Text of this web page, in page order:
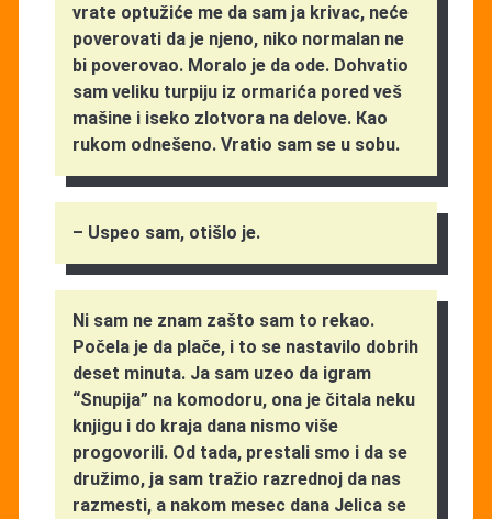
vrate optužiće me da sam ja krivac, neće
poverovati da je njeno, niko normalan ne
bi poverovao. Moralo je da ode. Dohvatio
sam veliku turpiju iz ormarića pored veš
mašine i iseko zlotvora na delove. Кao
rukom odnešeno. Vratio sam se u sobu.
– Uspeo sam, otišlo je.
Ni sam ne znam zašto sam to rekao.
Počela je da plače, i to se nastavilo dobrih
deset minuta. Ja sam uzeo da igram
“Snupija” na komodoru, ona je čitala neku
knjigu i do kraja dana nismo više
progovorili. Od tada, prestali smo i da se
družimo, ja sam tražio razrednoj da nas
razmesti, a nakom mesec dana Jelica se